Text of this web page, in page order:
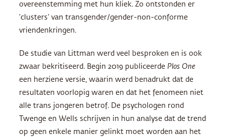
overeenstemming met hun kliek. Zo ontstonden er
‘clusters’ van transgender/gender-non-conforme
vriendenkringen.
De studie van Littman werd veel besproken en is ook
zwaar bekritiseerd. Begin 2019 publiceerde Plos One
een herziene versie, waarin werd benadrukt dat de
resultaten voorlopig waren en dat het fenomeen niet
alle trans jongeren betrof. De psychologen rond
Twenge en Wells schrijven in hun analyse dat de trend
op geen enkele manier gelinkt moet worden aan het